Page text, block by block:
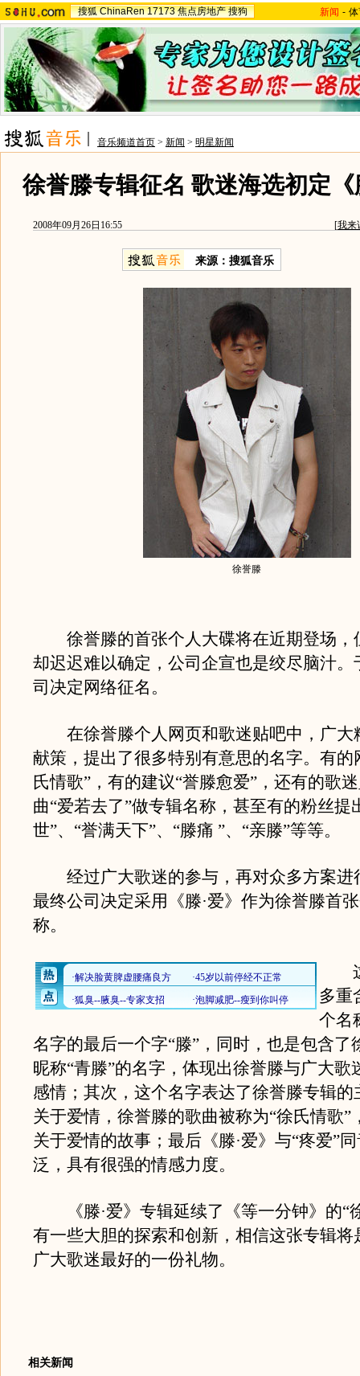
搜狐 ChinaRen 17173 焦点房地产 搜狗 新闻 -
音乐频道首页 > 新闻 > 明星新闻
徐誉滕专辑征名 歌迷海选初定《
2008年09月26日16:55 [我来
来源：搜狐音乐
徐誉滕
徐誉滕的首张个人大碟将在近期登场，
却迟迟难以确定，公司企宣也是绞尽脑汁。
司决定网络征名。
在徐誉滕个人网页和歌迷贴吧中，广大
献策，提出了很多特别有意思的名字。有的
氏情歌”，有的建议“誉滕愈爱”，还有的歌
曲“爱若去了”做专辑名称，甚至有的粉丝提
世”、“誉满天下”、“滕痛 ”、“亲滕”等等。
经过广大歌迷的参与，再对众多方案进
最终公司决定采用《滕·爱》作为徐誉滕首
称。
这
多重
个名
名字的最后一个字“滕”，同时，也是包含了
昵称“青滕”的名字，体现出徐誉滕与广大歌
感情；其次，这个名字表达了徐誉滕专辑
关于爱情，徐誉滕的歌曲被称为“徐氏情歌”
关于爱情的故事；最后《滕·爱》与“疼爱”
泛，具有很强的情感力度。
《滕·爱》专辑延续了《等一分钟》的“
有一些大胆的探索和创新，相信这张专辑将
广大歌迷最好的一份礼物。
相关新闻